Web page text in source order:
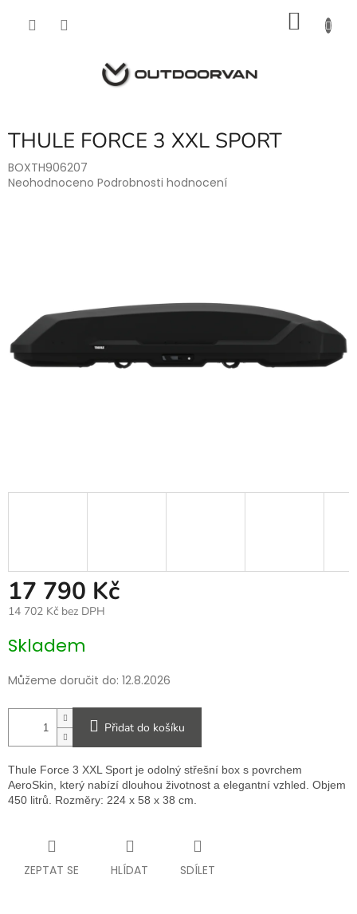
THULE FORCE 3 XXL SPORT
BOXTH906207
Průměrné
Neohodnoceno Podrobnosti hodnocení
17 790 Kč
14 702 Kč bez DPH
cena:
Skladem
Můžeme doručit do: 12.8.2026
Přidat do košíku
Thule Force 3 XXL Sport je odolný střešní box s povrchem
AeroSkin, který nabízí dlouhou životnost a elegantní vzhled. Objem
450 litrů. Rozměry: 224 x 58 x 38 cm.
ZEPTAT SE HLÍDAT SDÍLET